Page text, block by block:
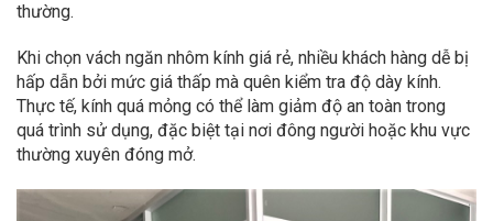
thường.
Khi chọn vách ngăn nhôm kính giá rẻ, nhiều khách hàng dễ bị
hấp dẫn bởi mức giá thấp mà quên kiểm tra độ dày kính.
Thực tế, kính quá mỏng có thể làm giảm độ an toàn trong
quá trình sử dụng, đặc biệt tại nơi đông người hoặc khu vực
thường xuyên đóng mở.